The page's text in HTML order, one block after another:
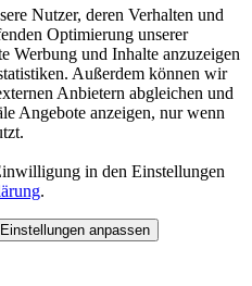
Nutzer, deren Verhalten und
Optimierung unserer
Werbung und Inhalte anzuzeigen
Außerdem können wir
Anbietern abgleichen und
Angebote anzeigen, nur wenn
in den Einstellungen
.
Einstellungen anpassen